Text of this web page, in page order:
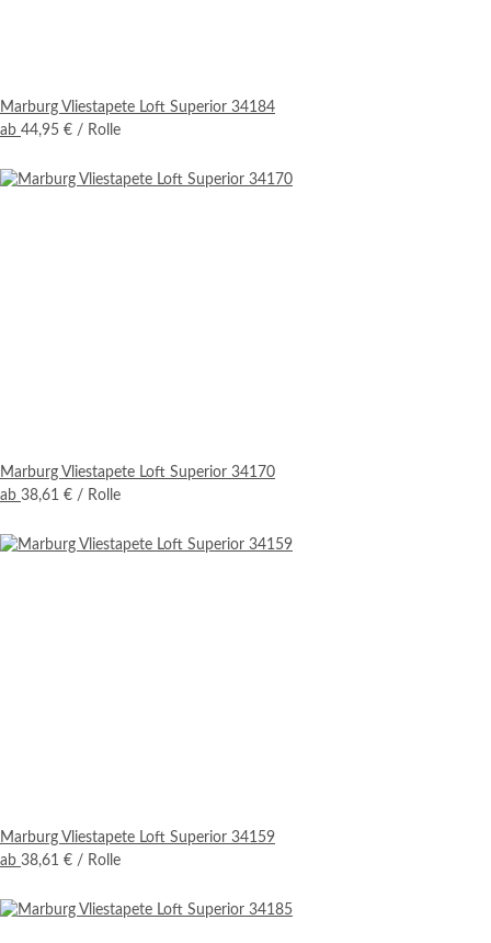
Marburg Vliestapete Loft Superior 34184
ab 44,95 € / Rolle
Marburg Vliestapete Loft Superior 34170
ab 38,61 € / Rolle
Marburg Vliestapete Loft Superior 34159
ab 38,61 € / Rolle